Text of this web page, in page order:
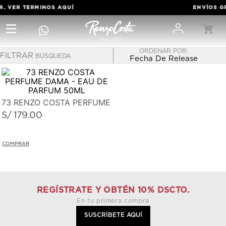
VER TERMINOSAQUÍ ENVÍOS
PERFUMES
Aromas que te acompañan por mucho tiempo.
Fecha De Release
FILTRAR
73 RENZO COSTA PERFUME DAMA - EAU DE PARFUM
S/ 179.00
REGÍSTRATE Y OBTÉN 10% DSCTO.
En tu primera compra
SUSCRÍBETE AQUÍ